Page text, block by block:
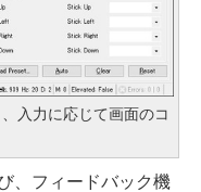
入力に応じて画面のコ
、フィードバック機